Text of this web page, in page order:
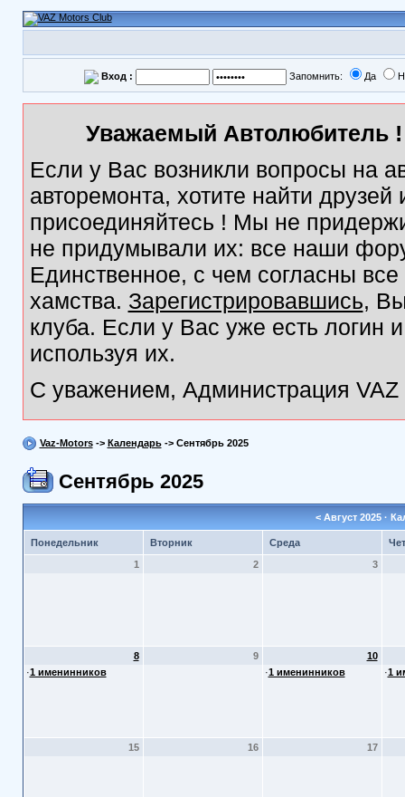
Вход : Запомнить: Да
Уважаемый Автолюбитель
Если у Вас возникли вопросы на
авторемонта, хотите найти
присоединяйтесь ! Мы не
не придумывали их: все наши
Единственное, с чем согласны
хамства. Зарегистрировавшись,
клуба. Если у Вас уже есть логин
используя их.
С уважением, Администрация VAZ
Vaz-Motors-> Календарь-> Сентябрь 2025
Сентябрь 2025
< Август 2025 ·
Понедельник Вторник Среда
1
2 3
8
·1 именинников
9
10
·1 именинников ·1
15 16 17